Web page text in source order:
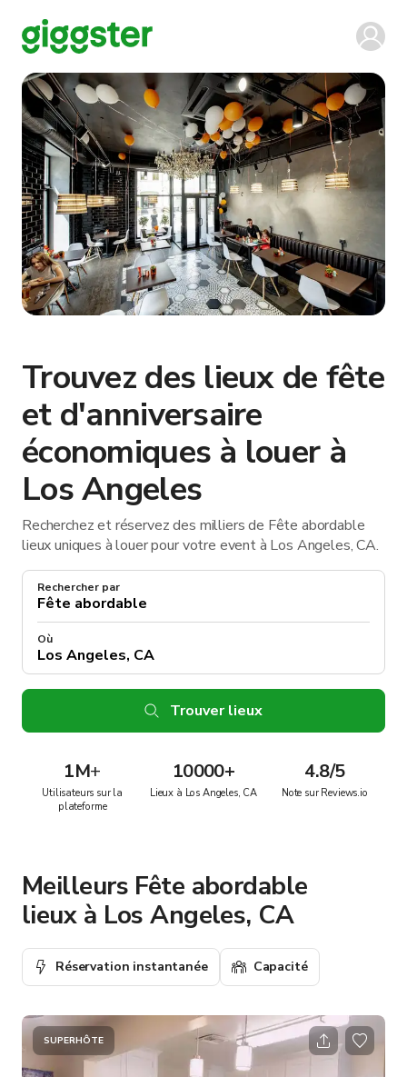
Trouvez des lieux de fête
et d'anniversaire
économiques à louer à
Los Angeles
Recherchez et réservez des milliers de Fête abordable
lieux uniques à louer pour votre event à Los Angeles, CA.
Rechercher par
Où
Trouver lieux
1M+
Utilisateurs sur la
plateforme
10000+
Lieux à Los Angeles, CA
4.8/5
Note sur Reviews.io
Meilleurs Fête abordable
lieux à Los Angeles, CA
Réservation instantanée Capacité
SUPERHÔTE